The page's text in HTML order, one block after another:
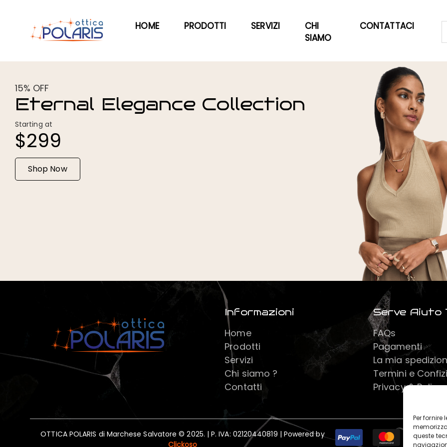
Per fornire
queste
HOME PRODOTTI SERVIZI
CHI
SIAMO
CONTATTACI
15% OFF
Eternal Elegance Collection
Starting at
$299
Shop Now
Informazioni
Home
Prodotti
Servizi
Chi siamo ?
Contatti
Serve Aiuto
FAQs
Pagamenti
La mia
Termini e
Privacy & Policy
OTTICA POLARIS di Marchese Salvatore © 2025. | P. IVA: 02120440819 | Powered by
Clickoso